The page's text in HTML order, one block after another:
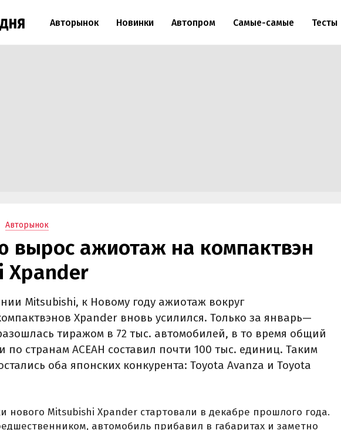
Авторынок Новинки Автопром Самые-самые Тесты
Авторынок
вырос ажиотаж на компактвэн
Xpander
Mitsubishi, к Новому году ажиотаж вокруг
Xpander вновь усилился. Только за январь—
тиражом в 72 тыс. автомобилей, в то время общий
по странам АСЕАН составил почти 100 тыс. единиц. Таким
оба японских конкурента: Toyota Avanza и Toyota
нового Mitsubishi Xpander стартовали в декабре прошлого года.
автомобиль прибавил в габаритах и заметно